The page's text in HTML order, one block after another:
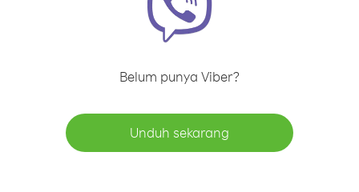
Belum punya Viber?
Unduh sekarang